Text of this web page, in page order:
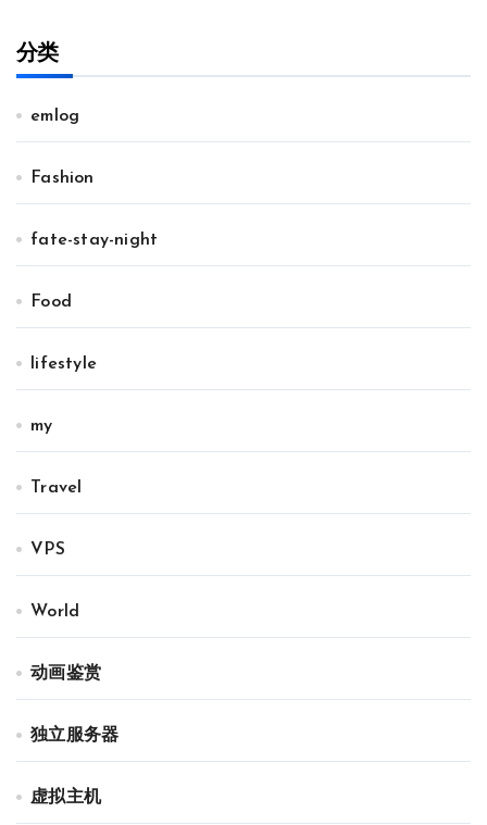
分类
emlog
Fashion
fate-stay-night
Food
lifestyle
my
Travel
VPS
World
动画鉴赏
独立服务器
虚拟主机